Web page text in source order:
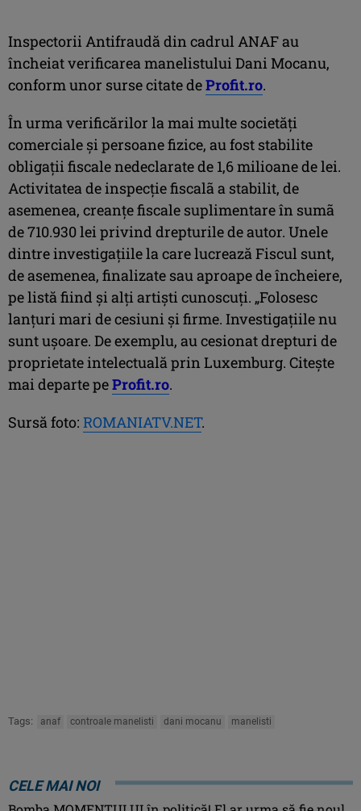
Inspectorii Antifraudă din cadrul ANAF au
încheiat verificarea manelistului Dani Mocanu,
conform unor surse citate deProfit.ro.
În urma verificărilor la mai multe societăți
comerciale și persoane fizice, au fost stabilite
obligații fiscale nedeclarate de 1,6 milioane de lei.
Activitatea de inspecție fiscalã a stabilit, de
asemenea, creanțe fiscale suplimentare în sumã
de 710.930 lei privind drepturile de autor. Unele
dintre investigațiile la care lucrează Fiscul sunt,
de asemenea, finalizate sau aproape de încheiere,
pe listă fiind și alți artiști cunoscuți. „Folosesc
lanțuri mari de cesiuni și firme. Investigațiile nu
sunt ușoare. De exemplu, au cesionat drepturi de
proprietate intelectuală prin Luxemburg. Citeşte
mai departe peProfit.ro.
Sursă foto: ROMANIATV.NET.
Tags: anaf controale manelisti dani mocanu manelisti
CELE MAI NOI